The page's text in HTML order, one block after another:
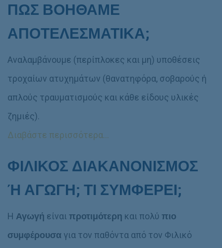
ΠΩΣ ΒΟΗΘΑΜΕ
ΑΠΟΤΕΛΕΣΜΑΤΙΚΑ;
Αναλαμβάνουμε (περίπλοκες και μη) υποθέσεις
τροχαίων ατυχημάτων (θανατηφόρα, σοβαρούς ή
απλούς τραυματισμούς και κάθε είδους υλικές
ζημιές).
Διαβάστε περισσότερα…
ΦΙΛΙΚΟΣ ΔΙΑΚΑΝΟΝΙΣΜΟΣ
Ή ΑΓΩΓΗ; ΤΙ ΣΥΜΦΕΡΕΙ;
Η Αγωγή είναι προτιμότερη και πολύ πιο
συμφέρουσα για τον παθόντα από τον Φιλικό